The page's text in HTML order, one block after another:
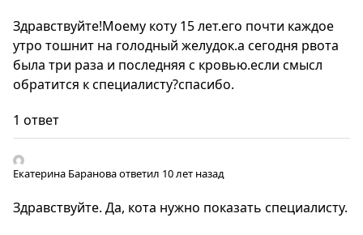
Здравствуйте!Моему коту 15 лет.его почти каждое
утро тошнит на голодный желудок.а сегодня рвота
была три раза и последняя с кровью.если смысл
обратится к специалисту?спасибо.
1 ответ
Екатерина Барановаответил 10 лет назад
Здравствуйте. Да, кота нужно показать специалисту.